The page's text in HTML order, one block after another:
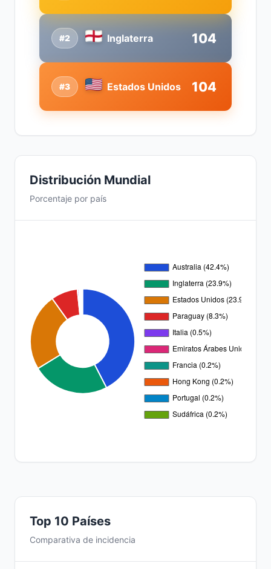
#2 Inglaterra 104
#3 Estados Unidos 104
Distribución Mundial
Porcentaje por país
Top 10 Países
Comparativa de incidencia